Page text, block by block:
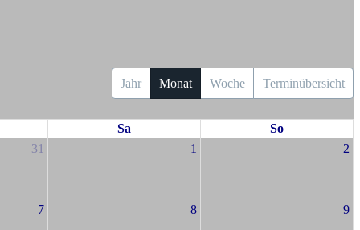
Jahr Monat Woche Terminübersicht
Sa
So
31
1 2
7 8 9